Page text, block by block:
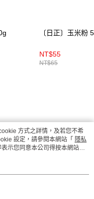
〔日正〕玉米粉
NT$55
NT$65
方式之詳情，及若您不希
設定，請參閱本網站「 隱私
示您同意本公司得按本網站使